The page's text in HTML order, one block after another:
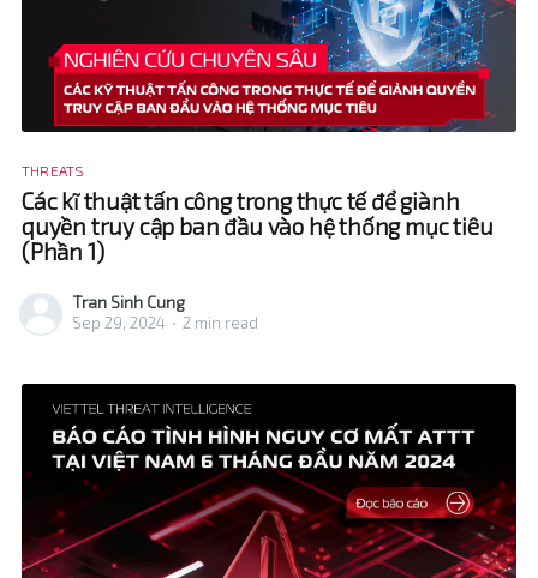
THREATS
Các kĩ thuật tấn công trong thực tế để giành
quyền truy cập ban đầu vào hệ thống mục tiêu
(Phần 1)
Tran Sinh Cung
Sep 29, 2024 • 2 min read